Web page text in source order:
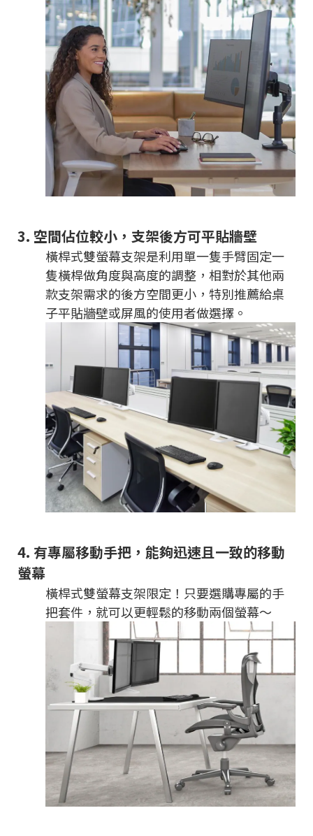
3. 空間佔位較小，支架後方可平貼牆壁
橫桿式雙螢幕支架是利用單一隻手臂固定一
隻橫桿做角度與高度的調整，相對於其他兩
款支架需求的後方空間更小，特別推薦給桌
子平貼牆壁或屏風的使用者做選擇。
4. 有專屬移動手把，能夠迅速且一致的移動
螢幕
橫桿式雙螢幕支架限定！只要選購專屬的手
把套件，就可以更輕鬆的移動兩個螢幕～